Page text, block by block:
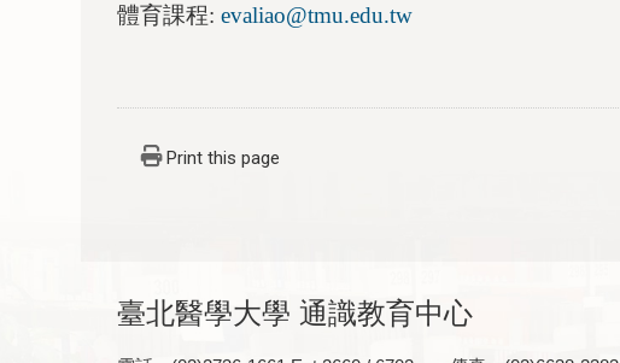
體育課程:evaliao@tmu.edu.tw
Print this page
臺北醫學大學 通識教育中心